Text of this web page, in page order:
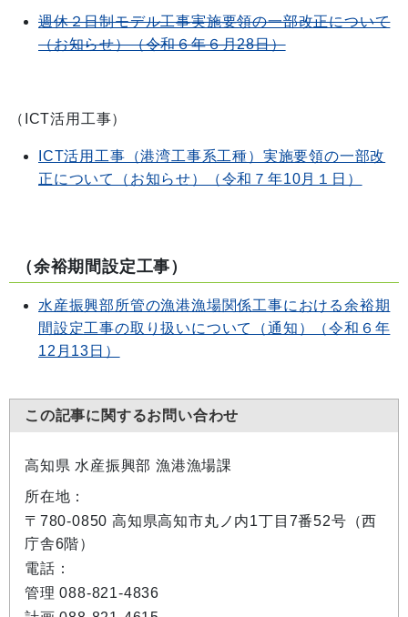
週休２日制モデル工事実施要領の一部改正について
（お知らせ）（令和６年６月28日）
（ICT活用工事）
ICT活用工事（港湾工事系工種）実施要領の一部改
正について（お知らせ）（令和７年10月１日）
（余裕期間設定工事）
水産振興部所管の漁港漁場関係工事における余裕期
間設定工事の取り扱いについて（通知）（令和６年
12月13日）
この記事に関するお問い合わせ
高知県 水産振興部 漁港漁場課
所在地：
〒780-0850 高知県高知市丸ノ内1丁目7番52号（西
庁舎6階）
電話：
管理 088-821-4836